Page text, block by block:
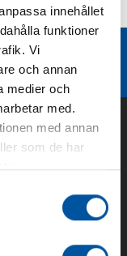
innehållet
funktioner
Vi
och annan
medier och
med.
med annan
som de har